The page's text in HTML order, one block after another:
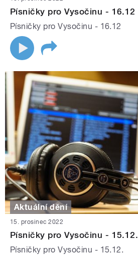
Písničky pro Vysočinu - 16.12
Písničky pro Vysočinu - 16.12
Aktuální dění
15. prosinec 2022
Písničky pro Vysočinu - 15.12.
Písničky pro Vysočinu - 15.12.